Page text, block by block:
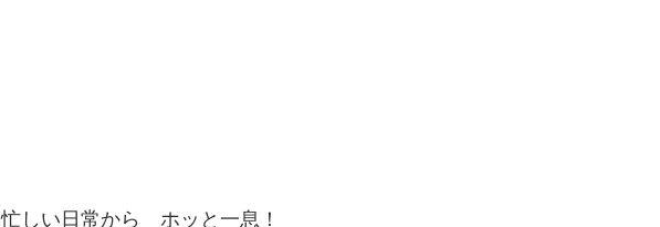
忙しい日常から　ホッと一息！